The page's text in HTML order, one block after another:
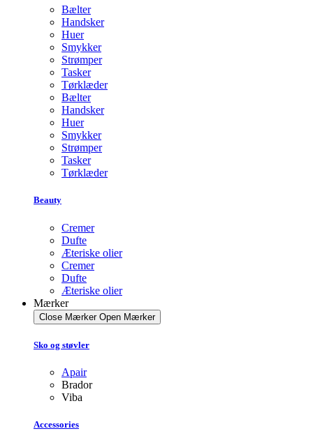
Bælter
Handsker
Huer
Smykker
Strømper
Tasker
Tørklæder
Bælter
Handsker
Huer
Smykker
Strømper
Tasker
Tørklæder
Beauty
Cremer
Dufte
Æteriske olier
Cremer
Dufte
Æteriske olier
Mærker
Close Mærker Open Mærker
Sko og støvler
Apair
Brador
Viba
Accessories